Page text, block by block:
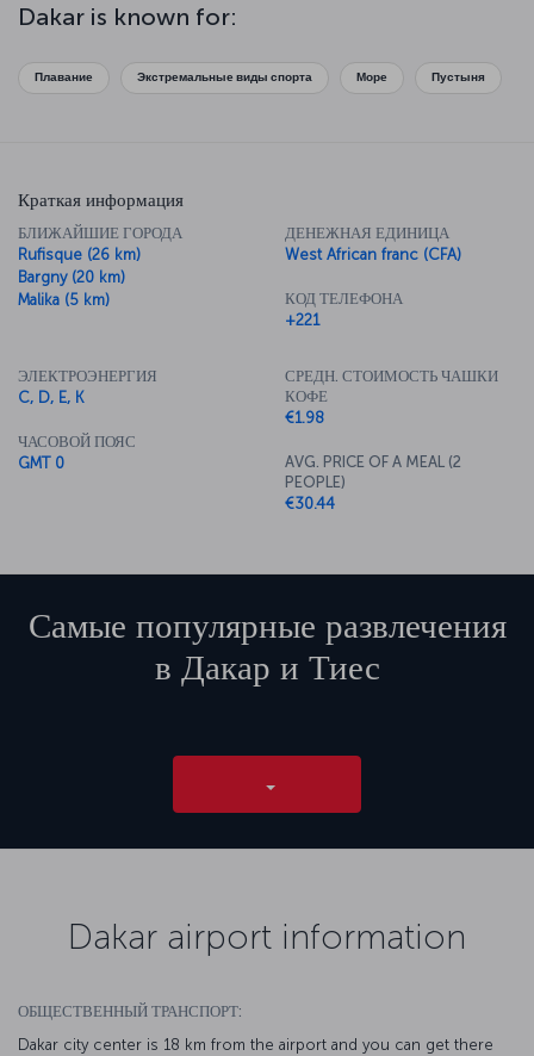
Dakar is known for:
Плавание Экстремальные виды спорта Море Пустыня
Краткая информация
БЛИЖАЙШИЕ ГОРОДА
Rufisque (26 km)
Bargny (20 km)
Malika (5 km)
ДЕНЕЖНАЯ ЕДИНИЦА
West African franc (CFA)
КОД ТЕЛЕФОНА
+221
ЭЛЕКТРОЭНЕРГИЯ
C, D, E, K
ЧАСОВОЙ ПОЯС
GMT 0
СРЕДН. СТОИМОСТЬ ЧАШКИ
КОФЕ
€1.98
AVG. PRICE OF A MEAL (2
PEOPLE)
€30.44
Самые популярные развлечения
в Дакар и Тиес
Dakar airport information
ОБЩЕСТВЕННЫЙ ТРАНСПОРТ:
Dakar city center is 18 km from the airport and you can get there